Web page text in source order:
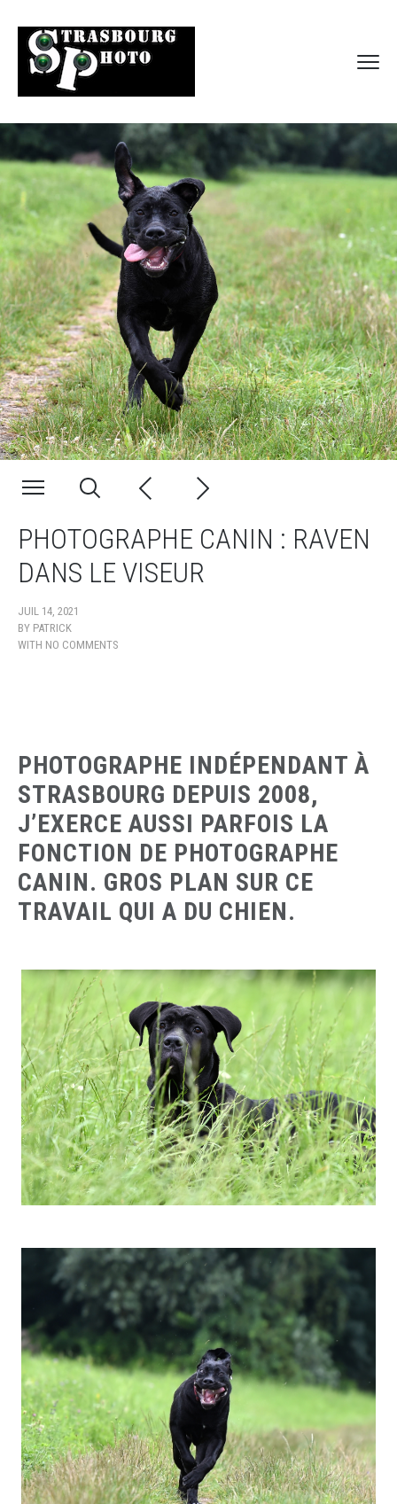
PHOTOGRAPHE CANIN : RAVEN
DANS LE VISEUR
JUIL 14, 2021
BY PATRICK
WITH NO COMMENTS
PHOTOGRAPHE INDÉPENDANT À
STRASBOURG DEPUIS 2008,
J’EXERCE AUSSI PARFOIS LA
FONCTION DE PHOTOGRAPHE
CANIN. GROS PLAN SUR CE
TRAVAIL QUI A DU CHIEN.